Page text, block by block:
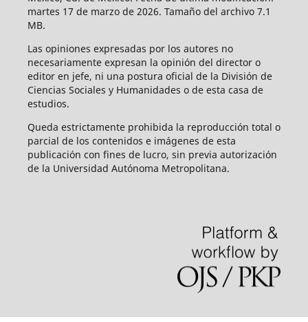
martes 17 de marzo de 2026. Tamaño del archivo 7.1
MB.
Las opiniones expresadas por los autores no
necesariamente expresan la opinión del director o
editor en jefe, ni una postura oficial de la División de
Ciencias Sociales y Humanidades o de esta casa de
estudios.
Queda estrictamente prohibida la reproducción total o
parcial de los contenidos e imágenes de esta
publicación con fines de lucro, sin previa autorización
de la Universidad Autónoma Metropolitana.